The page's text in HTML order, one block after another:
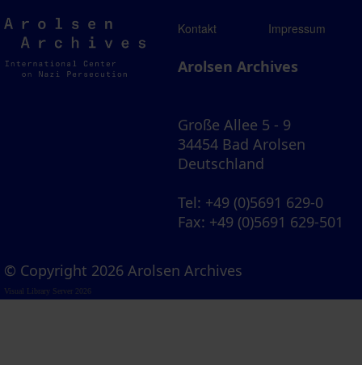
Arolsen
Archives
Kontakt Impressum
Arolsen Archives
Große Allee 5 - 9
34454 Bad Arolsen
Deutschland
Tel: +49 (0)5691 629-0
Fax: +49 (0)5691 629-501
© Copyright 2026 Arolsen Archives
Visual Library Server 2026